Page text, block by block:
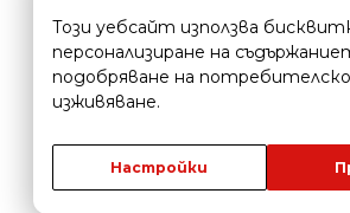
Ширина –
Размер на перо на
40мм за каси 14-21; 21-
Този уебсайт използва
персонализиране на
подобряване на
изживяване.
Настройки